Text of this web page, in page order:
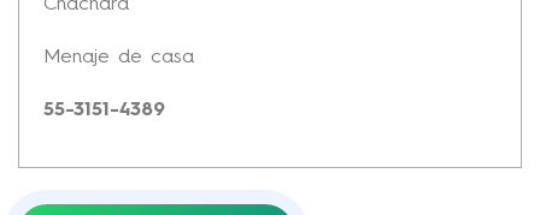
Cháchara
Menaje de casa
55-3151-4389